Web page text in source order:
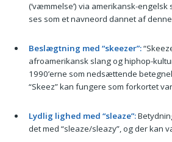
(‘væmmelse’) via amerikansk-engelsk
ses som et navneord dannet af
Beslægtning med “skeezer”:
afroamerikansk slang og hiphop-
1990’erne som nedsættende
“Skeez” kan fungere som forkortet
Lydlig lighed med “sleaze”:
det med “sleaze/sleazy”, og der kan